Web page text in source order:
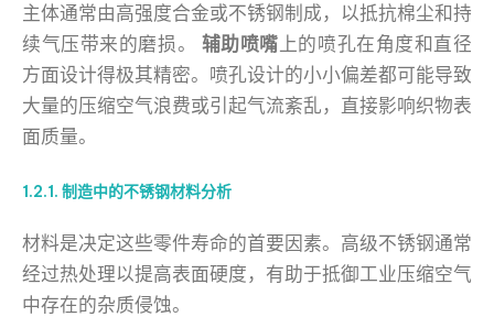
主体通常由高强度合金或不锈钢制成，以抵抗棉尘和持
续气压带来的磨损。 辅助喷嘴上的喷孔在角度和直径
方面设计得极其精密。喷孔设计的小小偏差都可能导致
大量的压缩空气浪费或引起气流紊乱，直接影响织物表
面质量。
1.2.1. 制造中的不锈钢材料分析
材料是决定这些零件寿命的首要因素。高级不锈钢通常
经过热处理以提高表面硬度，有助于抵御工业压缩空气
中存在的杂质侵蚀。